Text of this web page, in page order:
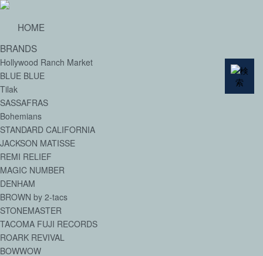
HOME
BRANDS
Hollywood Ranch Market
BLUE BLUE
Tilak
SASSAFRAS
Bohemians
STANDARD CALIFORNIA
JACKSON MATISSE
REMI RELIEF
MAGIC NUMBER
DENHAM
BROWN by 2-tacs
STONEMASTER
TACOMA FUJI RECORDS
ROARK REVIVAL
BOWWOW